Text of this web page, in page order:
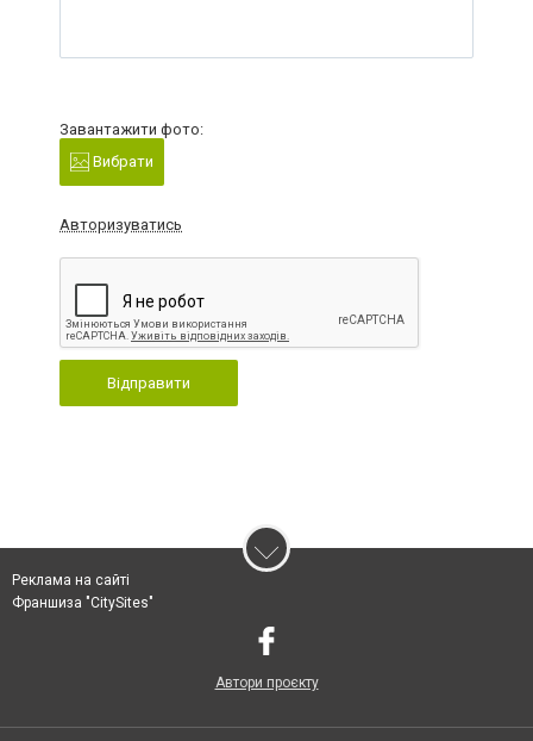
Завантажити фото:
Вибрати
Авторизуватись
Відправити
Реклама на сайті
Франшиза "CitySites"
Автори проєкту